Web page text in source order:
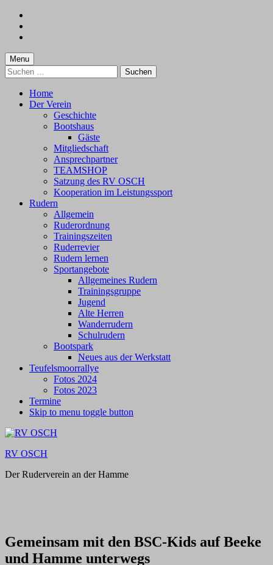
content
footer
Menu
Suchen
nach:
Home
Der Verein
Geschichte
Bootshaus
Gäste
Mitgliedschaft
Ansprechpartner
TEAMSHOP
Satzung des RV OSCH
Kooperation im Leistungssport
Rudern
Allgemein
Ruderordnung
Trainingszeiten
Ruderrevier
Rudern lernen
Sportangebote
Allgemeines Rudern
Trainingsgruppe
Jugend
Alte Herren
Wanderrudern
Schulrudern
Bootspark
Neues aus der Werkstatt
Teufelsmoorrallye
Fotos 2024
Fotos 2023
Termine
Skip to menu toggle button
RV OSCH
Der Ruderverein an der Hamme
Gemeinsam mit den BSC-Kids auf Beeke
und Hamme unterwegs